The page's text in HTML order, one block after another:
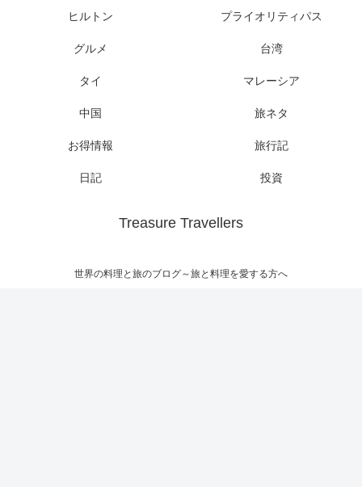
Treasure Travellers
世界の料理と旅のブログ～旅と料理を愛する方へ
ヒルトン プライオリティパス
グルメ 台湾
タイ マレーシア
中国 旅ネタ
お得情報 旅行記
日記 投資